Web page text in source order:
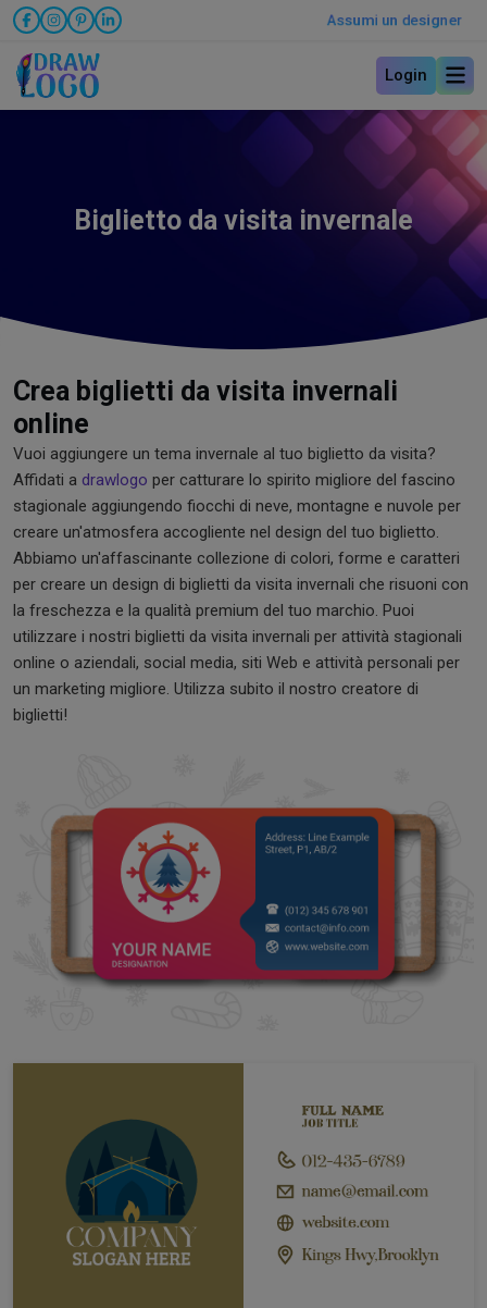
Assumi un designer
Login
Biglietto da visita invernale
Crea biglietti da visita invernali
online
Vuoi aggiungere un tema invernale al tuo biglietto da visita?
Affidati a drawlogo per catturare lo spirito migliore del fascino
stagionale aggiungendo fiocchi di neve, montagne e nuvole per
creare un'atmosfera accogliente nel design del tuo biglietto.
Abbiamo un'affascinante collezione di colori, forme e caratteri
per creare un design di biglietti da visita invernali che risuoni con
la freschezza e la qualità premium del tuo marchio. Puoi
utilizzare i nostri biglietti da visita invernali per attività stagionali
online o aziendali, social media, siti Web e attività personali per
un marketing migliore. Utilizza subito il nostro creatore di
biglietti!